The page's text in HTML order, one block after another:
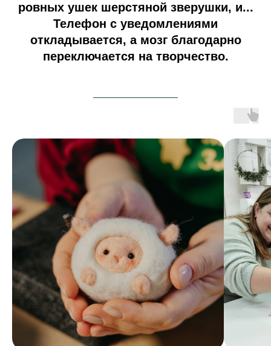
ровных ушек шерстяной зверушки, и...
Телефон с уведомлениями
откладывается, а мозг благодарно
переключается на творчество.